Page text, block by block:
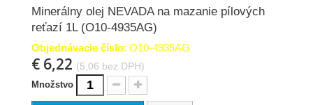
Minerálny olej NEVADA na mazanie pílových
reťazí 1L (O10-4935AG)
Objednávacie číslo: O10-4935AG
€ 6,22 (5,06 bez DPH)
Množstvo